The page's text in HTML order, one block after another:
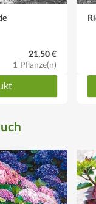
21,50 €
1 Pflanze(n)